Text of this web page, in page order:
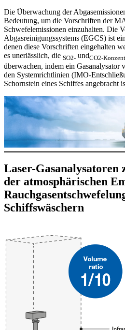
Die Überwachung der
Bedeutung, um die Vorschriften der
Schwefelemissionen einzuhalten. Die
Abgasreinigungssystems (EGCS) ist
denen diese Vorschriften eingehalten
es unerlässlich, die SO2- undCO2-
überwachen, indem ein Gasanalysator
den Systemrichtlinien (IMO-
Schornstein eines Schiffes angebracht
Laser-Gasanalysatoren
der atmosphärischen
Schiffswäschern